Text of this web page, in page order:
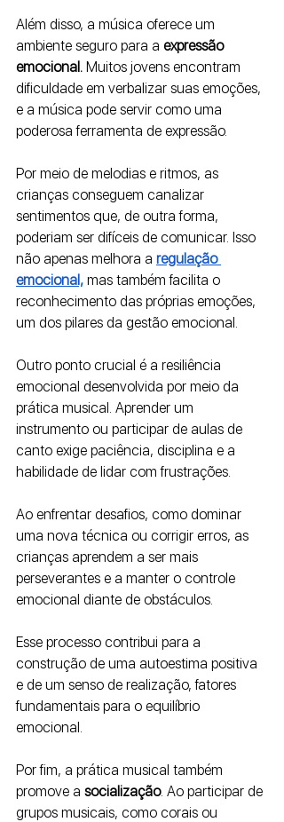
Além disso, a música oferece um
ambiente seguro para a expressão
emocional. Muitos jovens encontram
dificuldade em verbalizar suas emoções,
e a música pode servir como uma
poderosa ferramenta de expressão.
Por meio de melodias e ritmos, as
crianças conseguem canalizar
sentimentos que, de outra forma,
poderiam ser difíceis de comunicar. Isso
não apenas melhora a regulação
emocional, mas também facilita o
reconhecimento das próprias emoções,
um dos pilares da gestão emocional.
Outro ponto crucial é a resiliência
emocional desenvolvida por meio da
prática musical. Aprender um
instrumento ou participar de aulas de
canto exige paciência, disciplina e a
habilidade de lidar com frustrações.
Ao enfrentar desafios, como dominar
uma nova técnica ou corrigir erros, as
crianças aprendem a ser mais
perseverantes e a manter o controle
emocional diante de obstáculos.
Esse processo contribui para a
construção de uma autoestima positiva
e de um senso de realização, fatores
fundamentais para o equilíbrio
emocional.
Por fim, a prática musical também
promove a socialização. Ao participar de
grupos musicais, como corais ou